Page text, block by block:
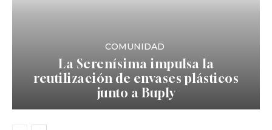
COMUNIDAD
La Serenísima impulsa la
reutilización de envases plásticos
junto a Buply